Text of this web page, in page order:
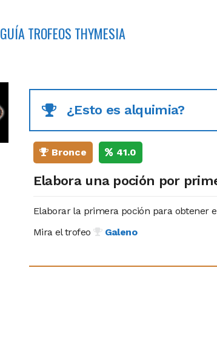
GUÍA TROFEOS THYMESIA
¿Esto es alquimia?
Bronce 41.0
Elabora una poción por
Elaborar la primera poción para obtener
Mira el trofeo
Galeno